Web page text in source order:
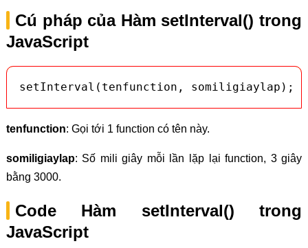
Cú pháp của Hàm setInterval() trong
JavaScript
setInterval(tenfunction, somiligiaylap);
tenfunction: Gọi tới 1 function có tên này.
somiligiaylap: Số mili giây mỗi lần lặp lại function, 3 giây
bằng 3000.
Code Hàm setInterval() trong
JavaScript